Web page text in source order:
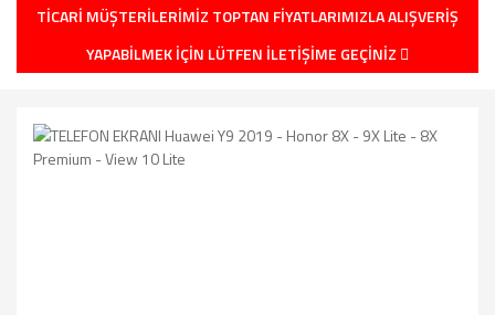
TİCARİ MÜŞTERİLERİMİZ TOPTAN FİYATLARIMIZLA ALIŞVERİŞ
YAPABİLMEK İÇİN LÜTFEN İLETİŞİME GEÇİNİZ